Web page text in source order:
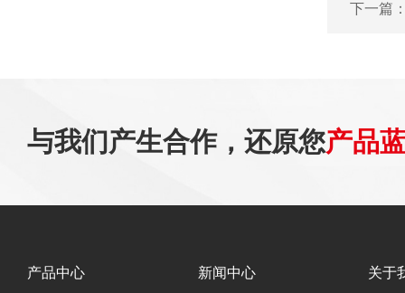
下一篇
与我们产生合作，还原您产品
产品中心 新闻中心 关于